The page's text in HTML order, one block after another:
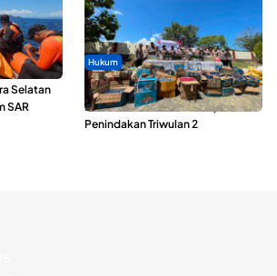
Selatan
SAR
Hukum
Polda Maluku Utara Musnahkan
Ribuan Liter Miras Hasil Operasi
Penindakan Triwulan 2